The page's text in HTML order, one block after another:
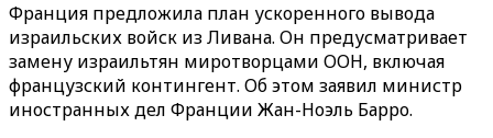
Франция предложила план ускоренного вывода
израильских войск из Ливана. Он предусматривает
замену израильтян миротворцами ООН, включая
французский контингент. Об этом заявил министр
иностранных дел Франции Жан-Ноэль Барро.